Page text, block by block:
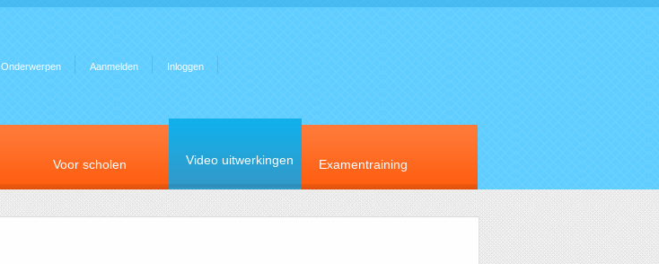
Onderwerpen Aanmelden Inloggen
Voor scholen Video uitwerkingen Examentraining